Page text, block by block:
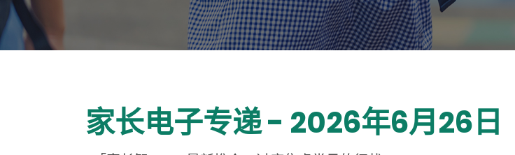
家长电子专递 - 2026年6月26日